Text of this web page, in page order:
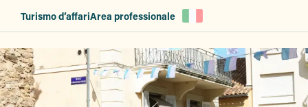
principal
Turismo d’affariArea professionale